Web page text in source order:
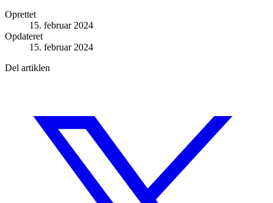
Oprettet
15. februar 2024
Opdateret
15. februar 2024
Del artiklen